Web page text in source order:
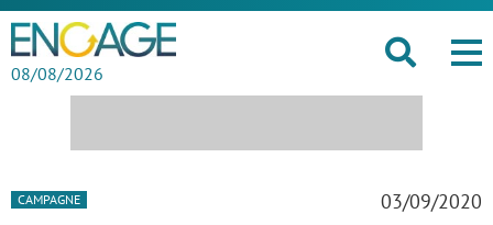
08/08/2026
CAMPAGNE 03/09/2020